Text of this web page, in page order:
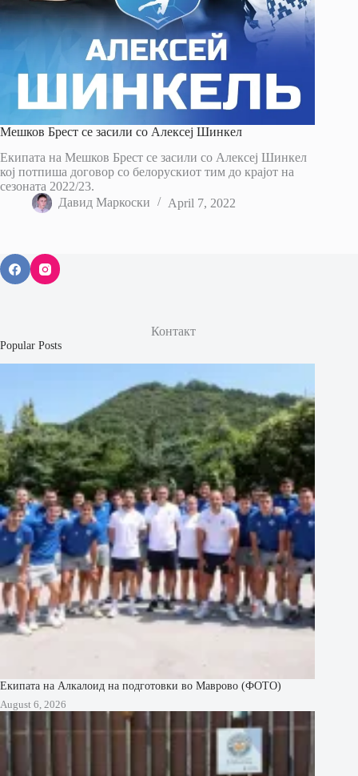
Мешков Брест се засили со Алексеј Шинкел
Екипата на Мешков Брест се засили со Алексеј Шинкел
кој потпиша договор со белорускиот тим до крајот на
сезоната 2022/23.
Давид Маркоски
April 7, 2022
Контакт
Popular Posts
Екипата на Алкалоид на подготовки во Маврово (ФОТО)
August 6, 2026